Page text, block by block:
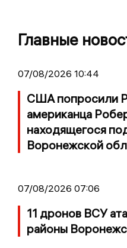
Главные
07/08/2026 10:44
США попросили
американца
находящегося
Воронежской
07/08/2026 07:06
11 дронов ВСУ
районы